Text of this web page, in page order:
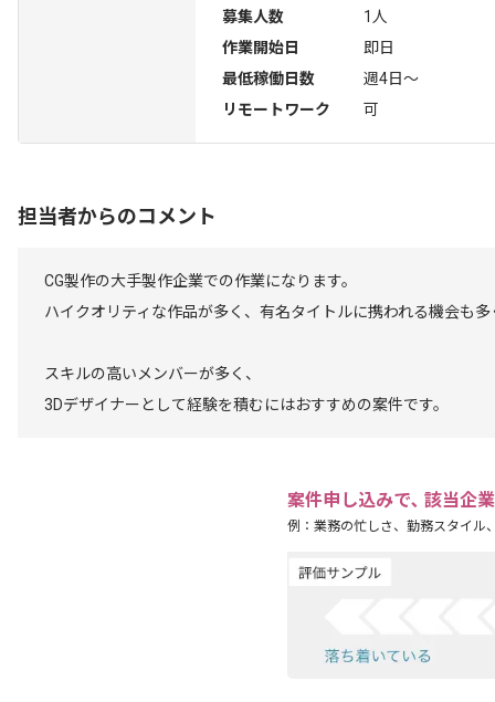
募集人数
1人
作業開始日
即日
最低稼働日数
週4日〜
リモートワーク
可
担当者からのコメント
CG製作の大手製作企業での作業になります。
ハイクオリティな作品が多く、有名タイトルに携われる機会も多
スキルの高いメンバーが多く、
3Dデザイナーとして経験を積むにはおすすめの案件です。
案件申し込みで､ 該当企
例：業務の忙しさ、勤務スタイル